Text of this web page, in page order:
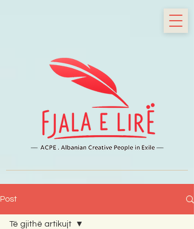
Post
Të gjithë artikujt